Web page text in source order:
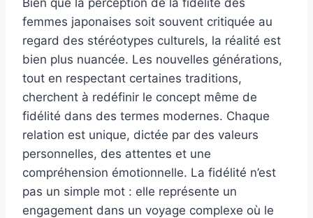
femmes japonaises soit souvent critiquée au
regard des stéréotypes culturels, la réalité est
bien plus nuancée. Les nouvelles générations,
tout en respectant certaines traditions,
cherchent à redéfinir le concept même de
fidélité dans des termes modernes. Chaque
relation est unique, dictée par des valeurs
personnelles, des attentes et une
compréhension émotionnelle. La fidélité n’est
pas un simple mot : elle représente un
engagement dans un voyage complexe où le